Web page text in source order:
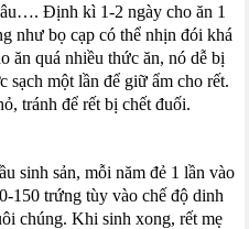
Định kì 1-2 ngày cho ăn 1
như bọ cạp có thể nhịn đói khá
ăn quá nhiều thức ăn, nó dễ bị
một lần để giữ ẩm cho rết.
tránh để rết bị chết đuối.
sinh sản, mỗi năm đẻ 1 lần vào
150 trứng tùy vào chế độ dinh
chúng. Khi sinh xong, rết mẹ